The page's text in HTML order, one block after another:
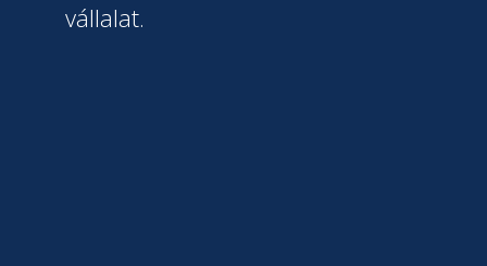
vállalat.